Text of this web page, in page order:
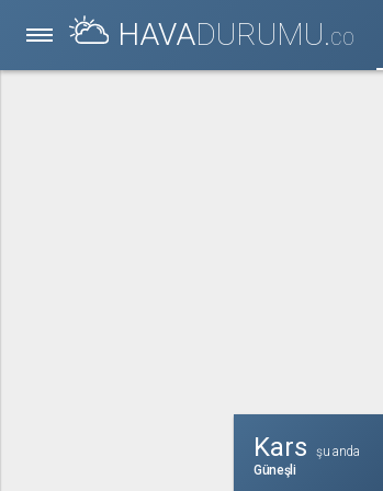
HAVADURUMU.CO
Kars
şu anda
Güneşli